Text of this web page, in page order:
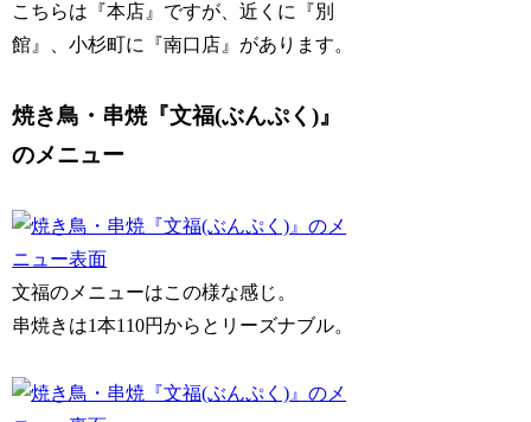
こちらは『本店』ですが、近くに『別
館』、小杉町に『南口店』があります。
焼き鳥・串焼『文福(ぶんぷく)』
のメニュー
文福のメニューはこの様な感じ。
串焼きは1本110円からとリーズナブル。